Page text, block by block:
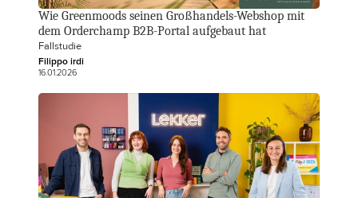
Wie Greenmoods seinen Großhandels-Webshop mit
dem Orderchamp B2B-Portal aufgebaut hat
Fallstudie
Filippo irdi
16.01.2026